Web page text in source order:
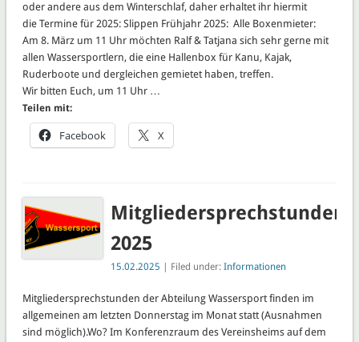
oder andere aus dem Winterschlaf, daher erhaltet ihr hiermit
die Termine für 2025: Slippen Frühjahr 2025: Alle Boxenmieter:
Am 8. März um 11 Uhr möchten Ralf & Tatjana sich sehr gerne mit
allen Wassersportlern, die eine Hallenbox für Kanu, Kajak,
Ruderboote und dergleichen gemietet haben, treffen.
Wir bitten Euch, um 11 Uhr …
Teilen mit:
Facebook X
Mitgliedersprechstunden
2025
15.02.2025 | Filed under:Informationen
Mitgliedersprechstunden der Abteilung Wassersport finden im
allgemeinen am letzten Donnerstag im Monat statt (Ausnahmen
sind möglich).Wo? Im Konferenzraum des Vereinsheims auf dem